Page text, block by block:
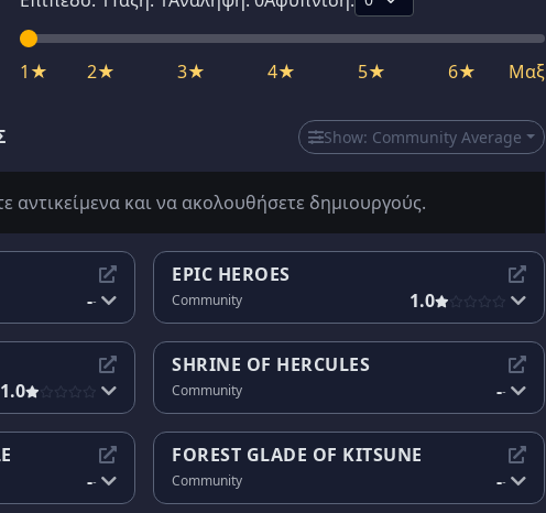
1★ 2★ 3★ 4★ 5★ 6★ Μαξ
Show: Community Average
αντικείμενα και να ακολουθήσετε δημιουργούς.
--
EPIC HEROES
Community 1.0
1.0
SHRINE OF HERCULES
Community --
--
FOREST GLADE OF KITSUNE
Community --